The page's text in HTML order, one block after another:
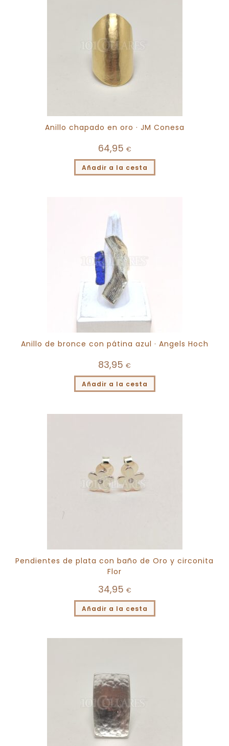
Anillo chapado en oro · JM Conesa
64,95 €
Añadir a la cesta
Anillo de bronce con pátina azul · Angels Hoch
83,95 €
Añadir a la cesta
Pendientes de plata con baño de Oro y circonita
Flor
34,95 €
Añadir a la cesta